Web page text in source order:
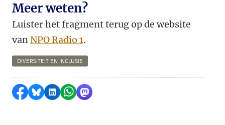
Meer weten?
Luister het fragment terug op de website
vanNPO Radio 1.
DIVERSITEIT EN INCLUSIE
Delen op Facebook
Delen via Bluesky
Delen op LinkedIn
Delen via WhatsApp
Delen via Mastodon